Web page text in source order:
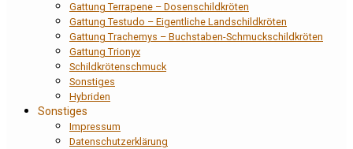
Gattung Terrapene – Dosenschildkröten
Gattung Testudo – Eigentliche Landschildkröten
Gattung Trachemys – Buchstaben-Schmuckschildkröten
Gattung Trionyx
Schildkrötenschmuck
Sonstiges
Hybriden
Sonstiges
Impressum
Datenschutzerklärung